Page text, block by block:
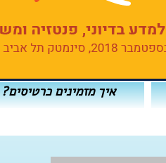
איך מזמינים כרטיסים?